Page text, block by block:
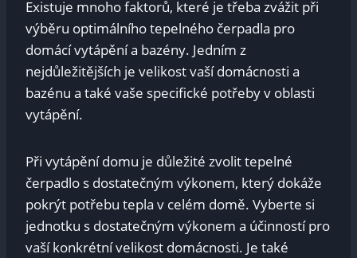
Existuje mnoho faktorů, ⁢které⁣ je ​třeba zvážit při⁢
výběru ⁣optimálního‍ tepelného ⁣čerpadla pro
domácí vytápění a bazény. Jedním⁢ z
nejdůležitějších je velikost vaší⁤ domácnosti⁢ a
bazénu a také vaše specifické potřeby⁣ v⁢ oblasti
vytápění. ⁣
Při vytápění domu je důležité zvolit tepelné
‌čerpadlo ⁤s dostatečným výkonem, který dokáže
‌pokrýt potřebu​ tepla v celém domě. Vyberte si
jednotku ⁤s⁤ dostatečným výkonem ⁤a účinností pro
⁢vaší konkrétní velikost domácnosti. Je také